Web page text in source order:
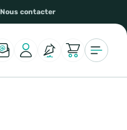
Nous contacter